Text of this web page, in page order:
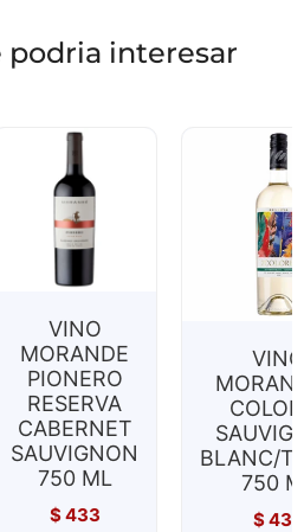
podria interesar
VINO
MORANDE
PIONERO
RESERVA
CABERNET
SAUVIGNON
750 ML
$433
VINO
BLANC/
750
$433